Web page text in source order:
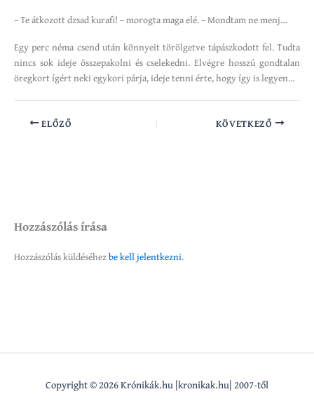
– Te átkozott dzsad kurafi! – morogta maga elé. – Mondtam ne menj…
Egy perc néma csend után könnyeit törölgetve tápászkodott fel. Tudta
nincs sok ideje összepakolni és cselekedni. Elvégre hosszú gondtalan
öregkort ígért neki egykori párja, ideje tenni érte, hogy így is legyen…
ELŐZŐ KÖVETKEZŐ
Hozzászólás írása
Hozzászólás küldéséhezbe kell jelentkezni.
Copyright © 2026 Krónikák.hu |kronikak.hu| 2007-től